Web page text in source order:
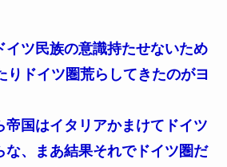
イツ民族の意識持たせないため
りドイツ圏荒らしてきたのがヨ
帝国はイタリアかまけてドイツ
な、まあ結果それでドイツ圏だ